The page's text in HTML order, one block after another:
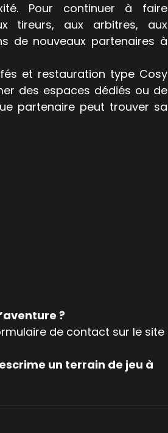
Pour continuer à faire
tireurs, aux arbitres, aux
de nouveaux partenaires à
et restauration type Cosy
des espaces dédiés ou de
partenaire peut trouver sa
?
de contact sur le site
un terrain de jeu à